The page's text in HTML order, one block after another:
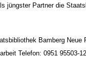
jüngster Partner die
Bamberg
Telefon: 0951 95503-